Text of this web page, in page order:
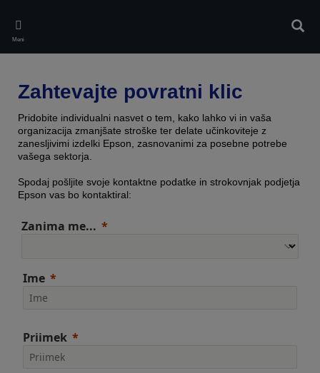
main
content
Meni
Zahtevajte povratni klic
Pridobite individualni nasvet o tem, kako lahko vi in vaša
organizacija zmanjšate stroške ter delate učinkoviteje z
zanesljivimi izdelki Epson, zasnovanimi za posebne potrebe
vašega sektorja.
Spodaj pošljite svoje kontaktne podatke in strokovnjak podjetja
Epson vas bo kontaktiral:
Zanima me...
Ime
Priimek